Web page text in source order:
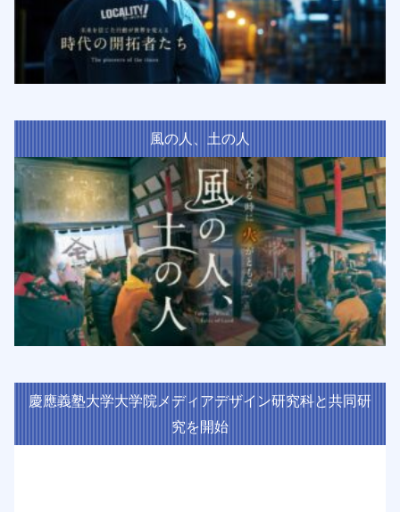
風の人、土の人
慶應義塾大学大学院メディアデザイン研究科と共同研
究を開始